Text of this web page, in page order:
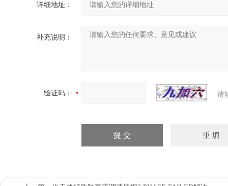
详细地址：
补充说明：
验证码： 请